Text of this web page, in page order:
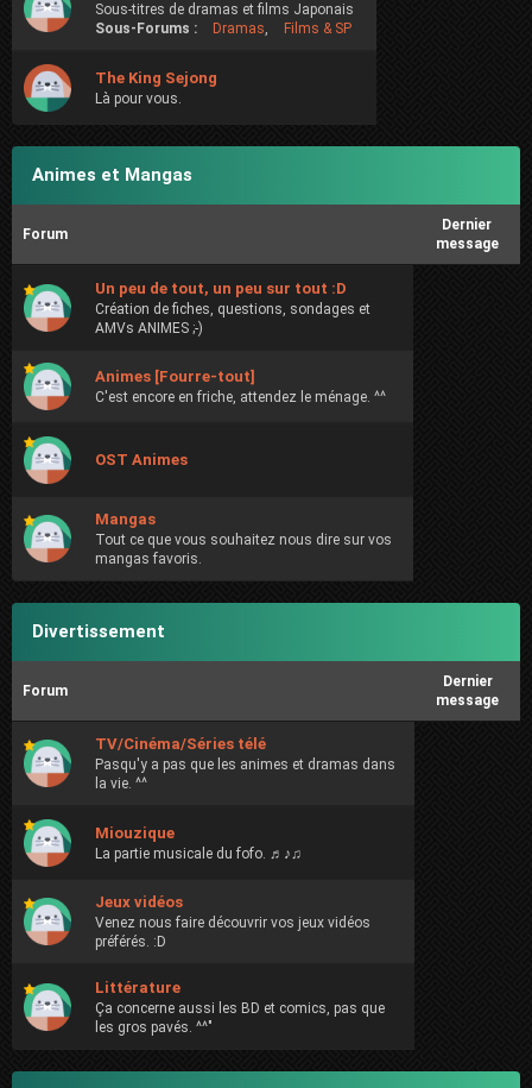
Sous-titres de dramas et films Japonais
Sous-Forums :
Dramas, Films & SP
The King Sejong
Là pour vous.
Animes et Mangas
Forum
Dernier
message
Un peu de tout, un peu sur tout :D
Création de fiches, questions, sondages et
AMVs ANIMES ;-)
Animes [Fourre-tout]
C'est encore en friche, attendez le ménage. ^^
OST Animes
Mangas
Tout ce que vous souhaitez nous dire sur vos
mangas favoris.
Divertissement
Forum
Dernier
message
TV/Cinéma/Séries télé
Pasqu'y a pas que les animes et dramas dans
la vie. ^^
Miouzique
La partie musicale du fofo. ♬♪♫
Jeux vidéos
Venez nous faire découvrir vos jeux vidéos
préférés. :D
Littérature
Ça concerne aussi les BD et comics, pas que
les gros pavés. ^^"